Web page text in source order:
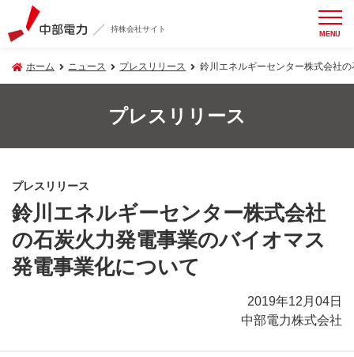
持株会社サイト MENU
ホーム ニュース プレスリリース 鈴川エネルギーセンター株式会社
プレスリリース
プレスリリース
鈴川エネルギーセンター株式会社
の石炭火力発電事業のバイオマス
発電事業化について
2019年12月04日
中部電力株式会社